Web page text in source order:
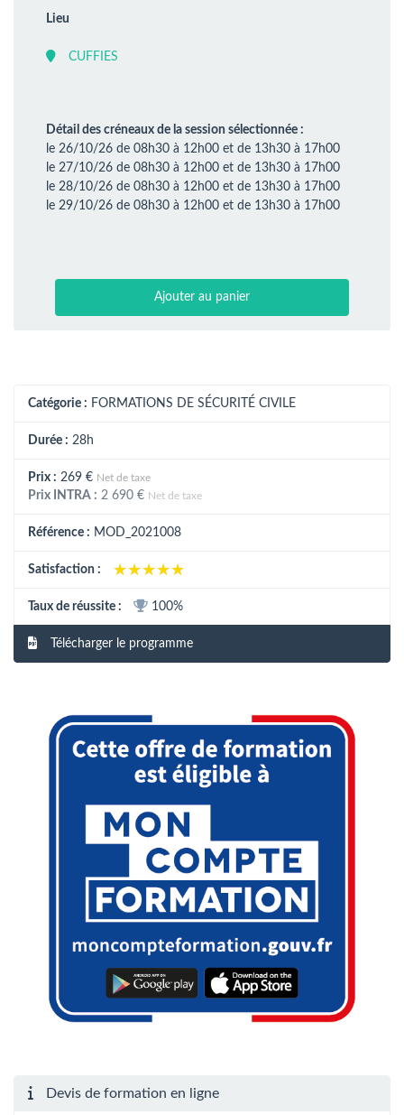
Lieu
CUFFIES
Détail des créneaux de la session sélectionnée :
le 26/10/26 de 08h30 à 12h00 et de 13h30 à 17h00
le 27/10/26 de 08h30 à 12h00 et de 13h30 à 17h00
le 28/10/26 de 08h30 à 12h00 et de 13h30 à 17h00
le 29/10/26 de 08h30 à 12h00 et de 13h30 à 17h00
Ajouter au panier
Catégorie : FORMATIONS DE SÉCURITÉ CIVILE
Durée : 28h
Prix : 269 € Net de taxe
Prix INTRA : 2 690 € Net de taxe
Référence : MOD_2021008
Satisfaction : ★★★★★
★★★★★
Taux de réussite : 100%
Télécharger le programme
Devis de formation en ligne